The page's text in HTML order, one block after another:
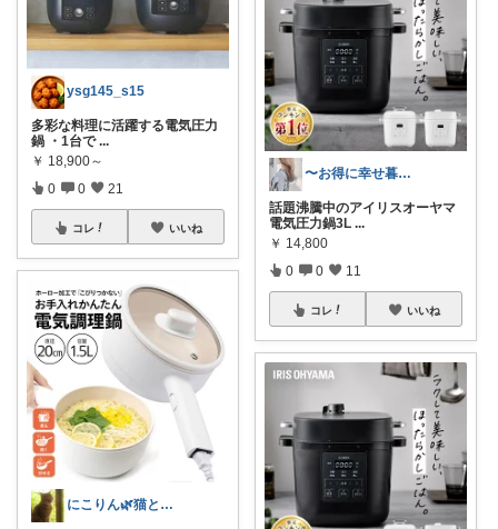
ysg145_s15
多彩な料理に活躍する電気圧力
鍋 ・1台で ...
￥ 18,900～
0 0 21
コレ いいね
にこりん🌿猫と暮らす主婦のROOM😹
〜お得に幸せ暮らし〜
話題沸騰中のアイリスオーヤマ
電気圧力鍋3L ...
￥ 14,800
0 0 11
コレ いいね